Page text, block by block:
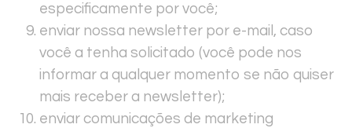
especificamente por você;
enviar nossa newsletter por e-mail, caso
você a tenha solicitado (você pode nos
informar a qualquer momento se não quiser
mais receber a newsletter);
enviar comunicações de marketing